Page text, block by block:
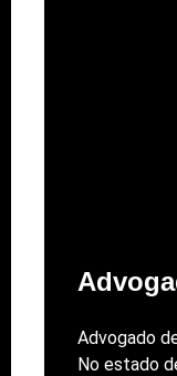
Advogado
No estado